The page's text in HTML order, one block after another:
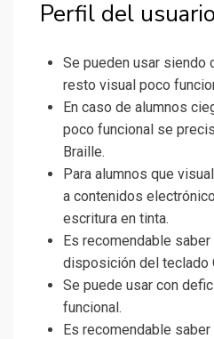
Perfil del
Se pueden usar siendo
resto visual poco
En caso de alumnos
poco funcional se
Braille.
Para alumnos que
a contenidos
escritura en tinta.
Es recomendable
disposición del teclado
Se puede usar con
funcional.
Es recomendable